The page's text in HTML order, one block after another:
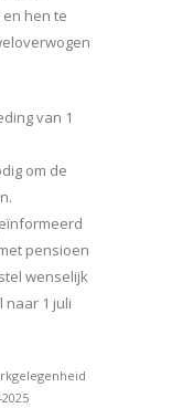
hen te
van 1
om de
pensioen
wenselijk
naar 1 juli